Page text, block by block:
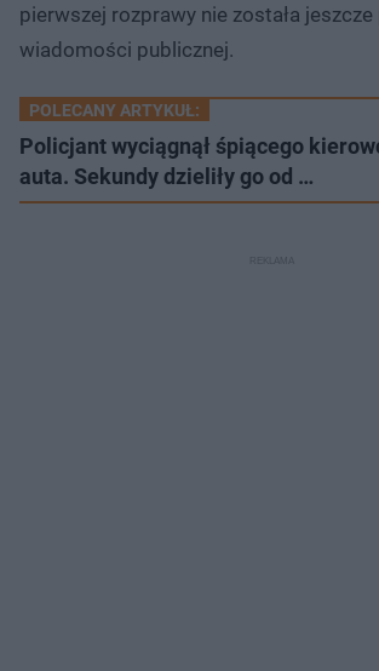
pierwszej rozprawy nie została
wiadomości publicznej.
POLECANY ARTYKUŁ:
Policjant wyciągnął śpiącego
auta. Sekundy dzieliły go od …